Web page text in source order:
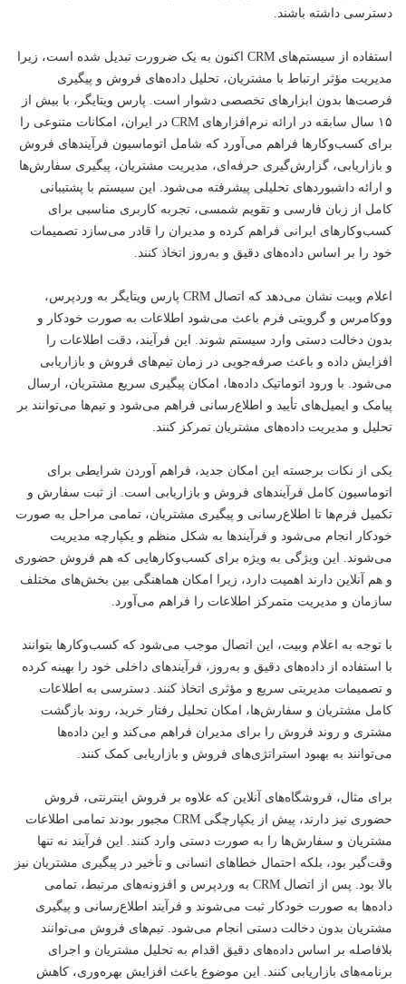
دسترسی داشته باشند.
استفاده از سیستم‌های CRM اکنون به یک ضرورت تبدیل شده است، زیرا
مدیریت مؤثر ارتباط با مشتریان، تحلیل داده‌های فروش و پیگیری
فرصت‌ها بدون ابزارهای تخصصی دشوار است. پارس ویتایگر، با بیش از
۱۵ سال سابقه در ارائه نرم‌افزارهای CRM در ایران، امکانات متنوعی را
برای کسب‌وکارها فراهم می‌آورد که شامل اتوماسیون فرآیندهای فروش
و بازاریابی، گزارش‌گیری حرفه‌ای، مدیریت مشتریان، پیگیری سفارش‌ها
و ارائه داشبوردهای تحلیلی پیشرفته می‌شود. این سیستم با پشتیبانی
کامل از زبان فارسی و تقویم شمسی، تجربه کاربری مناسبی برای
کسب‌وکارهای ایرانی فراهم کرده و مدیران را قادر می‌سازد تصمیمات
خود را بر اساس داده‌های دقیق و به‌روز اتخاذ کنند.
اعلام وبیت نشان می‌دهد که اتصال CRM پارس ویتایگر به وردپرس،
ووکامرس و گرویتی فرم باعث می‌شود اطلاعات به صورت خودکار و
بدون دخالت دستی وارد سیستم شوند. این فرآیند، دقت اطلاعات را
افزایش داده و باعث صرفه‌جویی در زمان تیم‌های فروش و بازاریابی
می‌شود. با ورود اتوماتیک داده‌ها، امکان پیگیری سریع مشتریان، ارسال
پیامک و ایمیل‌های تأیید و اطلاع‌رسانی فراهم می‌شود و تیم‌ها می‌توانند بر
تحلیل و مدیریت داده‌های مشتریان تمرکز کنند.
یکی از نکات برجسته این امکان جدید، فراهم آوردن شرایطی برای
اتوماسیون کامل فرآیندهای فروش و بازاریابی است. از ثبت سفارش و
تکمیل فرم‌ها تا اطلاع‌رسانی و پیگیری مشتریان، تمامی مراحل به صورت
خودکار انجام می‌شود و فرآیندها به شکل منظم و یکپارچه مدیریت
می‌شوند. این ویژگی به ویژه برای کسب‌وکارهایی که هم فروش حضوری
و هم آنلاین دارند اهمیت دارد، زیرا امکان هماهنگی بین بخش‌های مختلف
سازمان و مدیریت متمرکز اطلاعات را فراهم می‌آورد.
با توجه به اعلام وبیت، این اتصال موجب می‌شود که کسب‌وکارها بتوانند
با استفاده از داده‌های دقیق و به‌روز، فرآیندهای داخلی خود را بهینه کرده
و تصمیمات مدیریتی سریع و مؤثری اتخاذ کنند. دسترسی به اطلاعات
کامل مشتریان و سفارش‌ها، امکان تحلیل رفتار خرید، روند بازگشت
مشتری و روند فروش را برای مدیران فراهم می‌کند و این داده‌ها
می‌توانند به بهبود استراتژی‌های فروش و بازاریابی کمک کنند.
برای مثال، فروشگاه‌های آنلاین که علاوه بر فروش اینترنتی، فروش
حضوری نیز دارند، پیش از یکپارچگی CRM مجبور بودند تمامی اطلاعات
مشتریان و سفارش‌ها را به صورت دستی وارد کنند. این فرآیند نه تنها
وقت‌گیر بود، بلکه احتمال خطاهای انسانی و تأخیر در پیگیری مشتریان نیز
بالا بود. پس از اتصال CRM به وردپرس و افزونه‌های مرتبط، تمامی
داده‌ها به صورت خودکار ثبت می‌شوند و فرآیند اطلاع‌رسانی و پیگیری
مشتریان بدون دخالت دستی انجام می‌شود. تیم‌های فروش می‌توانند
بلافاصله بر اساس داده‌های دقیق اقدام به تحلیل مشتریان و اجرای
برنامه‌های بازاریابی کنند. این موضوع باعث افزایش بهره‌وری، کاهش